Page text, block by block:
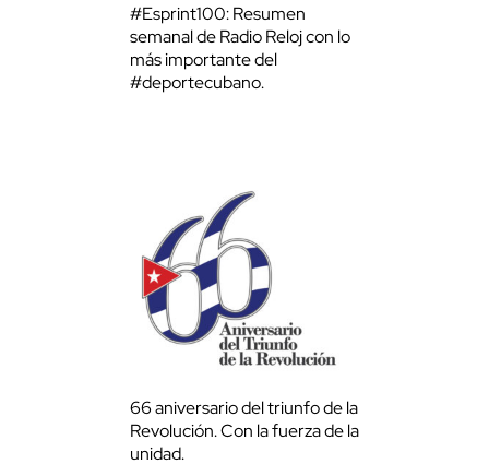
#Esprint100: Resumen
semanal de Radio Reloj con lo
más importante del
#deportecubano.
66 aniversario del triunfo de la
Revolución. Con la fuerza de la
unidad.